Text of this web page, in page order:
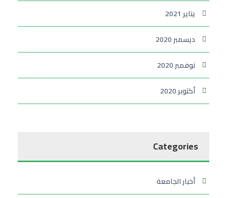
يناير 2021
ديسمبر 2020
نوفمبر 2020
أكتوبر 2020
Categories
أخبار الجامعة